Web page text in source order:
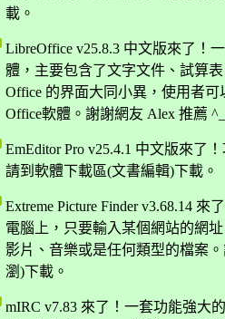
載。
LibreOffice v25.8.3 中文版來了！
體，主要包含了文字文件、試算
Office 的界面大同小異，使用者
Office軟體。謝謝網友 Alex 推薦
EmEditor Pro v25.4.1 中文版來了
請到軟體下載區(文書編輯)下載。
Extreme Picture Finder v3.68.14
電腦上，只要輸入某個網站的網
影片、音樂或是任何類型的檔案
瀏)下載。
mIRC v7.83 來了！一套功能強大